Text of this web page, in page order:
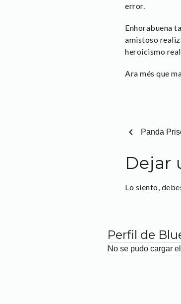
error.
Enhorabuena
amistoso
heroicismo
Ara més que
chevron_left Panda
Dejar
Lo siento,
Perfil de
No se pudo cargar